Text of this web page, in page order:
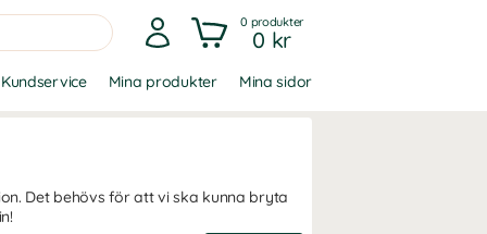
0 produkter
0 kr
Kundservice Mina produkter Mina sidor
Det behövs för att vi ska kunna bryta